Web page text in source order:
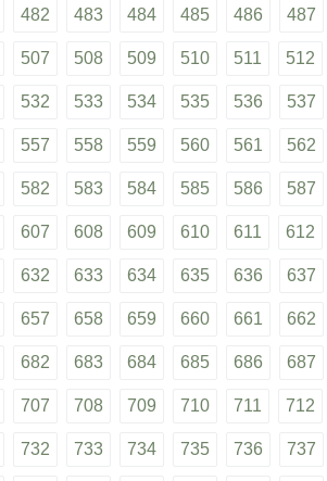
482 483 484 485 486 487
507 508 509 510 511 512
532 533 534 535 536 537
557 558 559 560 561 562
582 583 584 585 586 587
607 608 609 610 611 612
632 633 634 635 636 637
657 658 659 660 661 662
682 683 684 685 686 687
707 708 709 710 711 712
732 733 734 735 736 737